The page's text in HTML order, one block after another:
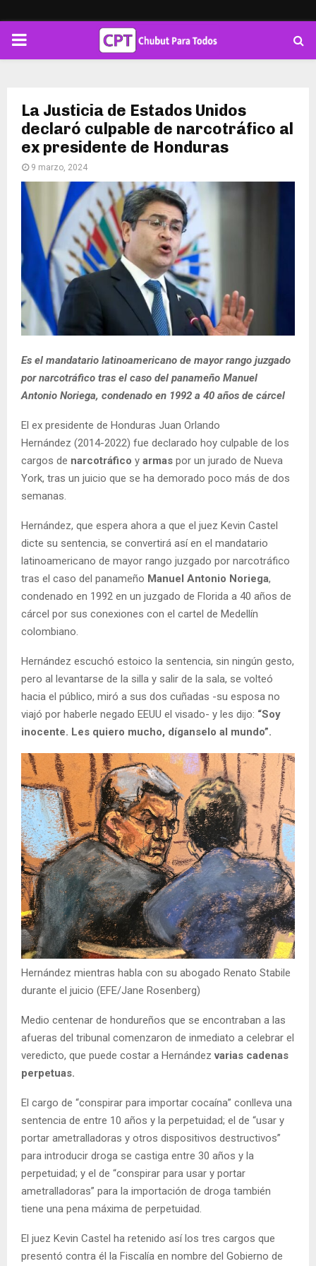
PRIMARY
La Justicia de Estados Unidos
declaró culpable de narcotráfico al
ex presidente de Honduras
9 marzo, 2024
Es el mandatario latinoamericano de mayor rango juzgado
por narcotráfico tras el caso del panameño Manuel
Antonio Noriega, condenado en 1992 a 40 años de cárcel
El ex presidente de Honduras Juan Orlando
Hernández (2014-2022) fue declarado hoy culpable de los
cargos de narcotráfico y armas por un jurado de Nueva
York, tras un juicio que se ha demorado poco más de dos
semanas.
Hernández, que espera ahora a que el juez Kevin Castel
dicte su sentencia, se convertirá así en el mandatario
latinoamericano de mayor rango juzgado por narcotráfico
tras el caso del panameño Manuel Antonio Noriega,
condenado en 1992 en un juzgado de Florida a 40 años de
cárcel por sus conexiones con el cartel de Medellín
colombiano.
Hernández escuchó estoico la sentencia, sin ningún gesto,
pero al levantarse de la silla y salir de la sala, se volteó
hacia el público, miró a sus dos cuñadas -su esposa no
viajó por haberle negado EEUU el visado- y les dijo: “Soy
inocente. Les quiero mucho, díganselo al mundo”.
Hernández mientras habla con su abogado Renato Stabile
durante el juicio (EFE/Jane Rosenberg)
Medio centenar de hondureños que se encontraban a las
afueras del tribunal comenzaron de inmediato a celebrar el
veredicto, que puede costar a Hernándezvarias cadenas
perpetuas.
El cargo de “conspirar para importar cocaína” conlleva una
sentencia de entre 10 años y la perpetuidad; el de “usar y
portar ametralladoras y otros dispositivos destructivos”
para introducir droga se castiga entre 30 años y la
perpetuidad; y el de “conspirar para usar y portar
ametralladoras” para la importación de droga también
tiene una pena máxima de perpetuidad.
El juez Kevin Castel ha retenido así los tres cargos que
presentó contra él la Fiscalía en nombre del Gobierno de